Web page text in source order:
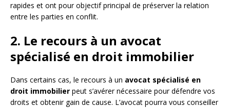
rapides et ont pour objectif principal de préserver la relation
entre les parties en conflit.
2. Le recours à un avocat
spécialisé en droit immobilier
Dans certains cas, le recours à un avocat spécialisé en
droit immobilier peut s’avérer nécessaire pour défendre vos
droits et obtenir gain de cause. L’avocat pourra vous conseiller